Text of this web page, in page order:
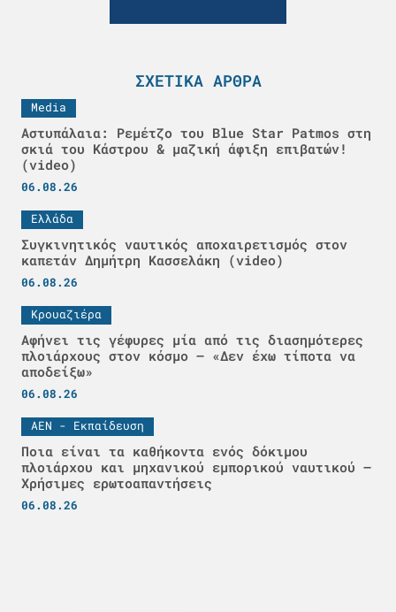
ΣΧΕΤΙΚΆ ΆΡΘΡΑ
Media
Αστυπάλαια: Ρεμέτζο του Blue Star Patmos στη
σκιά του Κάστρου & μαζική άφιξη επιβατών!
(video)
06.08.26
Ελλάδα
Συγκινητικός ναυτικός αποχαιρετισμός στον
καπετάν Δημήτρη Κασσελάκη (video)
06.08.26
Κρουαζιέρα
Αφήνει τις γέφυρες μία από τις διασημότερες
πλοιάρχους στον κόσμο – «Δεν έχω τίποτα να
αποδείξω»
06.08.26
ΑΕΝ - Εκπαίδευση
Ποια είναι τα καθήκοντα ενός δόκιμου
πλοιάρχου και μηχανικού εμπορικού ναυτικού –
Χρήσιμες ερωτοαπαντήσεις
06.08.26